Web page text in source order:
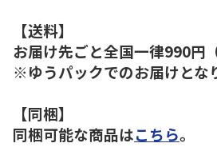
【送料】
お届け先ごと全国一律990円
※ゆうパックでのお届けとな
【同梱】
同梱可能な商品はこちら。